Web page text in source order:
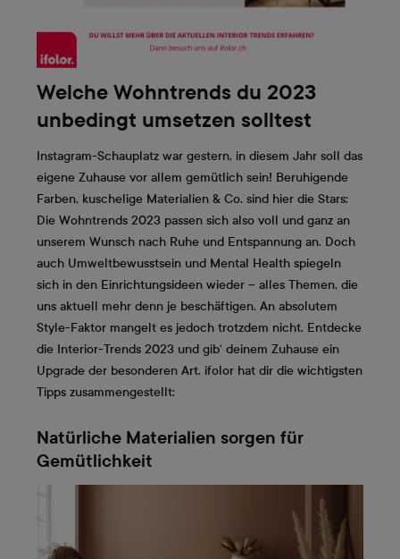
Welche Wohntrends du 2023
unbedingt umsetzen solltest
Instagram-Schauplatz war gestern, in diesem Jahr soll das
eigene Zuhause vor allem gemütlich sein! Beruhigende
Farben, kuschelige Materialien & Co. sind hier die Stars:
Die Wohntrends 2023 passen sich also voll und ganz an
unserem Wunsch nach Ruhe und Entspannung an. Doch
auch Umweltbewusstsein und Mental Health spiegeln
sich in den Einrichtungsideen wieder – alles Themen, die
uns aktuell mehr denn je beschäftigen. An absolutem
Style-Faktor mangelt es jedoch trotzdem nicht. Entdecke
die Interior-Trends 2023 und gib‘ deinem Zuhause ein
Upgrade der besonderen Art. ifolor hat dir die wichtigsten
Tipps zusammengestellt:
Natürliche Materialien sorgen für
Gemütlichkeit